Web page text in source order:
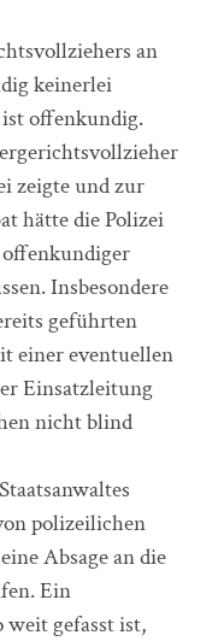
an
keinerlei
offenkundig.
zeigte und zur
hätte die Polizei
Insbesondere
geführten
einer eventuellen
Einsatzleitung
nicht blind
polizeilichen
Absage an die
Ein
gefasst ist,